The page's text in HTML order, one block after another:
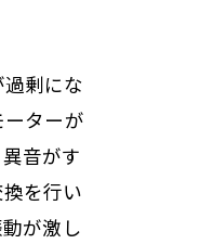
剰にな
ターが
音がす
を行い
が激し